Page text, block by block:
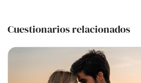
Cuestionarios relacionados